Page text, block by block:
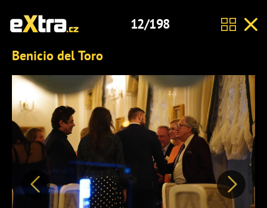
12/198
Benicio del Toro
Předchozí Další